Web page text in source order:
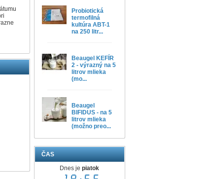
Probiotická
termofilná
kultúra ABT-1
na 250 litr...
Beaugel KEFÍR
2 - výrazný na 5
litrov mlieka
(mo...
Beaugel
BIFIDUS - na 5
litrov mlieka
(možno preo...
ČAS
Dnes jepiatok